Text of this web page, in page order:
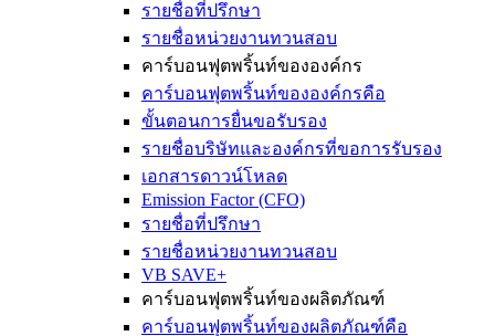
รายชื่อที่ปรึกษา
รายชื่อหน่วยงานทวนสอบ
คาร์บอนฟุตพริ้นท์ขององค์กร
คาร์บอนฟุตพริ้นท์ขององค์กรคือ
ขั้นตอนการยื่นขอรับรอง
รายชื่อบริษัทและองค์กรที่ขอการรับรอง
เอกสารดาวน์โหลด
Emission Factor (CFO)
รายชื่อที่ปรึกษา
รายชื่อหน่วยงานทวนสอบ
VB SAVE+
คาร์บอนฟุตพริ้นท์ของผลิตภัณฑ์
คาร์บอนฟุตพริ้นท์ของผลิตภัณฑ์คือ